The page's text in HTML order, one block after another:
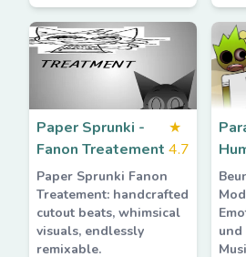
Paper Sprunki -
Fanon Treatement
★
4.7
Paper Sprunki Fanon
Treatement: handcrafted
cutout beats, whimsical
visuals, endlessly
remixable.
und